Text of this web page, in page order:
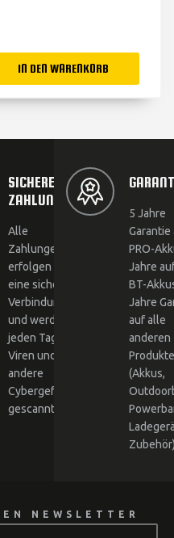
IN DEN WARENKORB
SICHERE
ZAHLUNGEN
Alle
Zahlungen
erfolgen über
eine sichere
Verbindung
und werden
jeden Tag auf
Viren und
andere
Cybergefahren
gescannt.
5 Jahre
Garantie
PRO-
Jahre
BT-
Jahre
auf alle
anderen
Produkte
(Akkus,
NEWSLETTER